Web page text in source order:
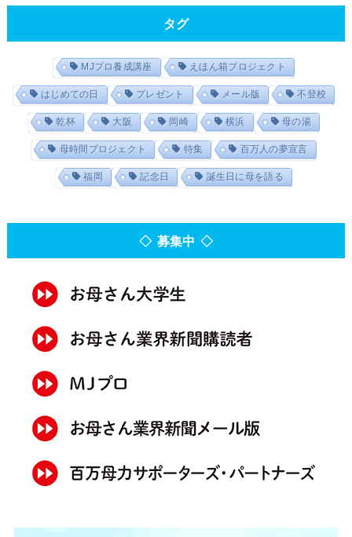
タグ
MJプロ養成講座 えほん箱プロジェクト
はじめての日 プレゼント メール版 不登校
乾杯 大阪 岡崎 横浜 母の湯
母時間プロジェクト 特集 百万人の夢宣言
福岡 記念日 誕生日に母を語る
◇ 募集中 ◇